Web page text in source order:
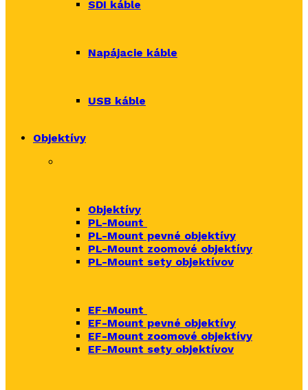
SDI káble
Napájacie káble
USB káble
Objektívy
Objektívy
PL-Mount
PL-Mount pevné objektívy
PL-Mount zoomové objektívy
PL-Mount sety objektívov
EF-Mount
EF-Mount pevné objektívy
EF-Mount zoomové objektívy
EF-Mount sety objektívov